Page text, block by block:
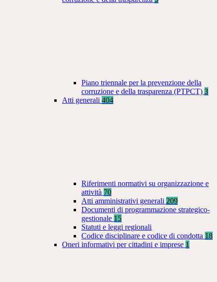
Piano triennale per la prevenzione della
corruzione e della trasparenza (PTPCT) 3
Atti generali 404
Riferimenti normativi su organizzazione e
attività 70
Atti amministrativi generali 209
Documenti di programmazione strategico-
gestionale 15
Statuti e leggi regionali
Codice disciplinare e codice di condotta 18
Oneri informativi per cittadini e imprese 1